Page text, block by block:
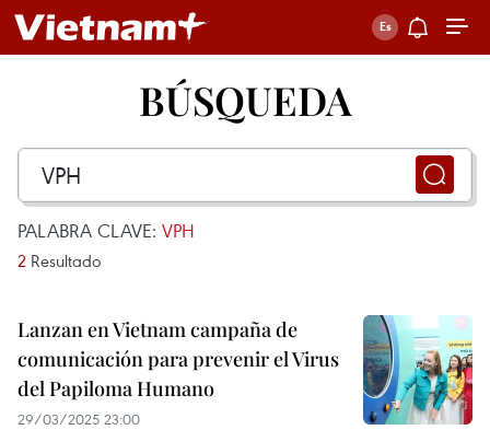
BÚSQUEDA
PALABRA CLAVE: VPH
2 Resultado
Lanzan en Vietnam campaña de
comunicación para prevenir el Virus
del Papiloma Humano
29/03/2025 23:00